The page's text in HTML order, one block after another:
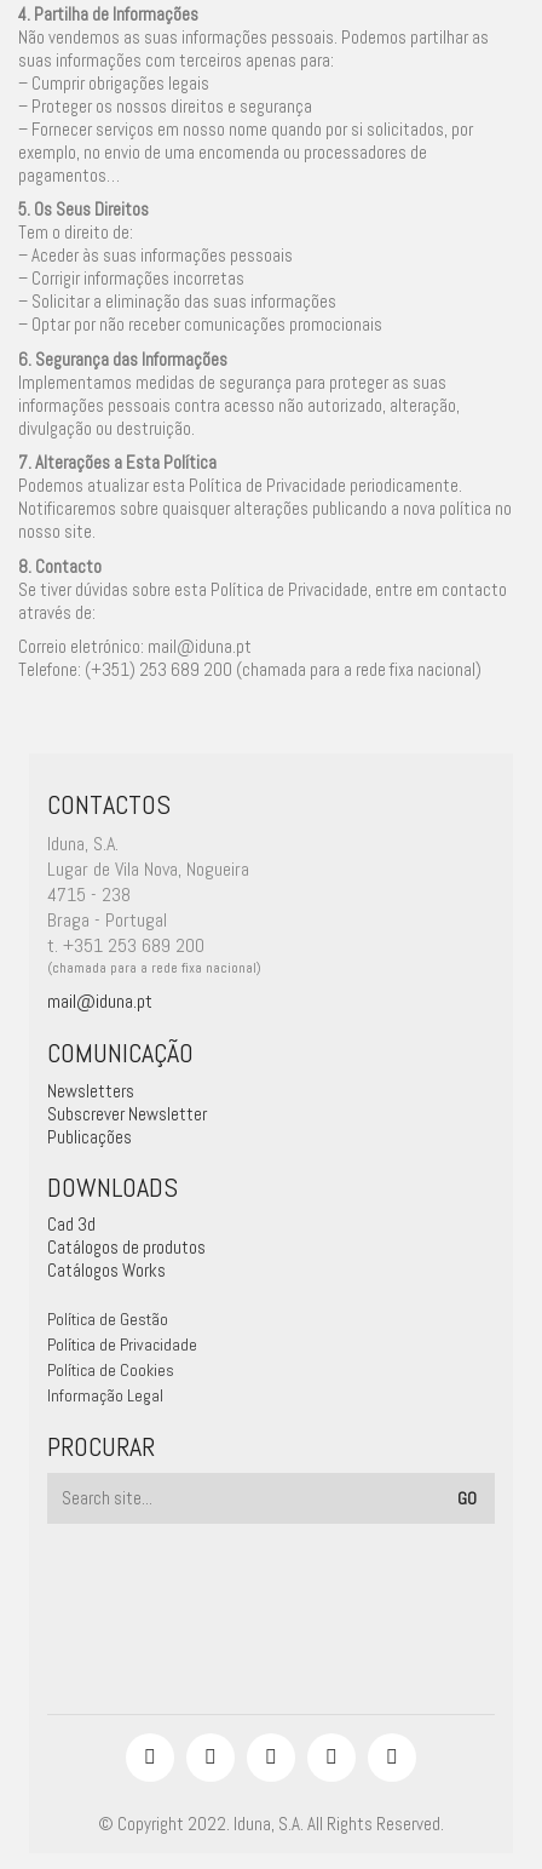
4. Partilha de Informações
Não vendemos as suas informações pessoais. Podemos partilhar as
suas informações com terceiros apenas para:
– Cumprir obrigações legais
– Proteger os nossos direitos e segurança
– Fornecer serviços em nosso nome quando por si solicitados, por
exemplo, no envio de uma encomenda ou processadores de
pagamentos…
5. Os Seus Direitos
Tem o direito de:
– Aceder às suas informações pessoais
– Corrigir informações incorretas
– Solicitar a eliminação das suas informações
– Optar por não receber comunicações promocionais
6. Segurança das Informações
Implementamos medidas de segurança para proteger as suas
informações pessoais contra acesso não autorizado, alteração,
divulgação ou destruição.
7. Alterações a Esta Política
Podemos atualizar esta Política de Privacidade periodicamente.
Notificaremos sobre quaisquer alterações publicando a nova política no
nosso site.
8. Contacto
Se tiver dúvidas sobre esta Política de Privacidade, entre em contacto
através de:
Correio eletrónico: mail@iduna.pt
Telefone: (+351) 253 689 200 (chamada para a rede fixa nacional)
CONTACTOS
Iduna, S.A.
Lugar de Vila Nova, Nogueira
4715 - 238
Braga - Portugal
t. +351 253 689 200
(chamada para a rede fixa nacional)
mail@iduna.pt
COMUNICAÇÃO
Newsletters
Subscrever Newsletter
Publicações
DOWNLOADS
Cad 3d
Catálogos de produtos
Catálogos Works
Política de Gestão
Política de Privacidade
Política de Cookies
Informação Legal
PROCURAR
© Copyright 2022. Iduna, S.A. All Rights Reserved.